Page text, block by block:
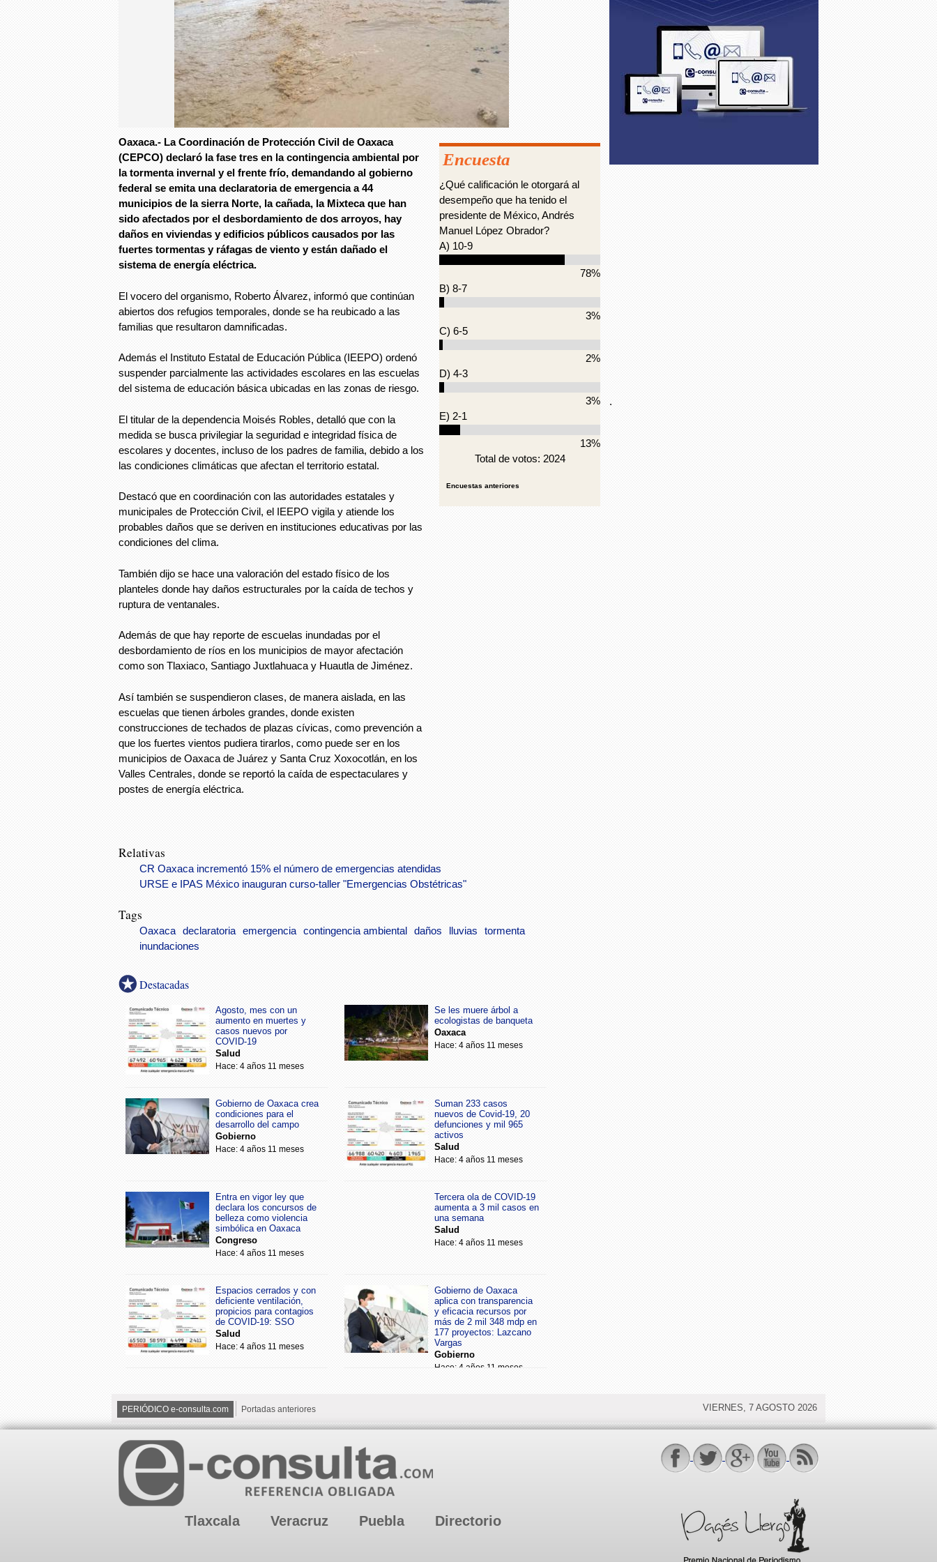
Oaxaca.- La Coordinación de Protección Civil de Oaxaca
(CEPCO) declaró la fase tres en la contingencia ambiental por
la tormenta invernal y el frente frío, demandando al gobierno
federal se emita una declaratoria de emergencia a 44
municipios de la sierra Norte, la cañada, la Mixteca que han
sido afectados por el desbordamiento de dos arroyos, hay
daños en viviendas y edificios públicos causados por las
fuertes tormentas y ráfagas de viento y están dañado el
sistema de energía eléctrica.
El vocero del organismo, Roberto Álvarez, informó que continúan
abiertos dos refugios temporales, donde se ha reubicado a las
familias que resultaron damnificadas.
Además el Instituto Estatal de Educación Pública (IEEPO) ordenó
suspender parcialmente las actividades escolares en las escuelas
del sistema de educación básica ubicadas en las zonas de riesgo.
El titular de la dependencia Moisés Robles, detalló que con la
medida se busca privilegiar la seguridad e integridad física de
escolares y docentes, incluso de los padres de familia, debido a los
las condiciones climáticas que afectan el territorio estatal.
Destacó que en coordinación con las autoridades estatales y
municipales de Protección Civil, el IEEPO vigila y atiende los
probables daños que se deriven en instituciones educativas por las
condiciones del clima.
También dijo se hace una valoración del estado físico de los
planteles donde hay daños estructurales por la caída de techos y
ruptura de ventanales.
Además de que hay reporte de escuelas inundadas por el
desbordamiento de ríos en los municipios de mayor afectación
como son Tlaxiaco, Santiago Juxtlahuaca y Huautla de Jiménez.
Así también se suspendieron clases, de manera aislada, en las
escuelas que tienen árboles grandes, donde existen
construcciones de techados de plazas cívicas, como prevención a
que los fuertes vientos pudiera tirarlos, como puede ser en los
municipios de Oaxaca de Juárez y Santa Cruz Xoxocotlán, en los
Valles Centrales, donde se reportó la caída de espectaculares y
postes de energía eléctrica.
Encuesta
¿Qué calificación le otorgará al
desempeño que ha tenido el
presidente de México, Andrés
Manuel López Obrador?
A) 10-9
78%
B) 8-7
3%
C) 6-5
2%
D) 4-3
3%
E) 2-1
13%
Total de votos: 2024
Encuestas anteriores
Relativas
CR Oaxaca incrementó 15% el número de emergencias atendidas
URSE e IPAS México inauguran curso-taller "Emergencias Obstétricas"
Tags
Oaxaca declaratoria emergencia contingencia ambiental daños lluvias
tormenta
inundaciones
Destacadas
Agosto, mes con un
aumento en muertes y
casos nuevos por
COVID-19
Salud
Hace: 4 años 11 meses
Se les muere árbol a
ecologistas de banqueta
Oaxaca
Hace: 4 años 11 meses
Gobierno de Oaxaca crea
condiciones para el
desarrollo del campo
Gobierno
Hace: 4 años 11 meses
Suman 233 casos
nuevos de Covid-19, 20
defunciones y mil 965
activos
Salud
Hace: 4 años 11 meses
Entra en vigor ley que
declara los concursos de
belleza como violencia
simbólica en Oaxaca
Congreso
Hace: 4 años 11 meses
Tercera ola de COVID-19
aumenta a 3 mil casos en
una semana
Salud
Hace: 4 años 11 meses
Espacios cerrados y con
deficiente ventilación,
propicios para contagios
de COVID-19: SSO
Salud
Hace: 4 años 11 meses
Gobierno de Oaxaca
aplica con transparencia
y eficacia recursos por
más de 2 mil 348 mdp en
177 proyectos: Lazcano
Vargas
Gobierno
Hace: 4 años 11 meses
.
PERIÓDICO e-consulta.com Portadas anteriores VIERNES, 7 AGOSTO 2026
Tlaxcala Veracruz Puebla Directorio